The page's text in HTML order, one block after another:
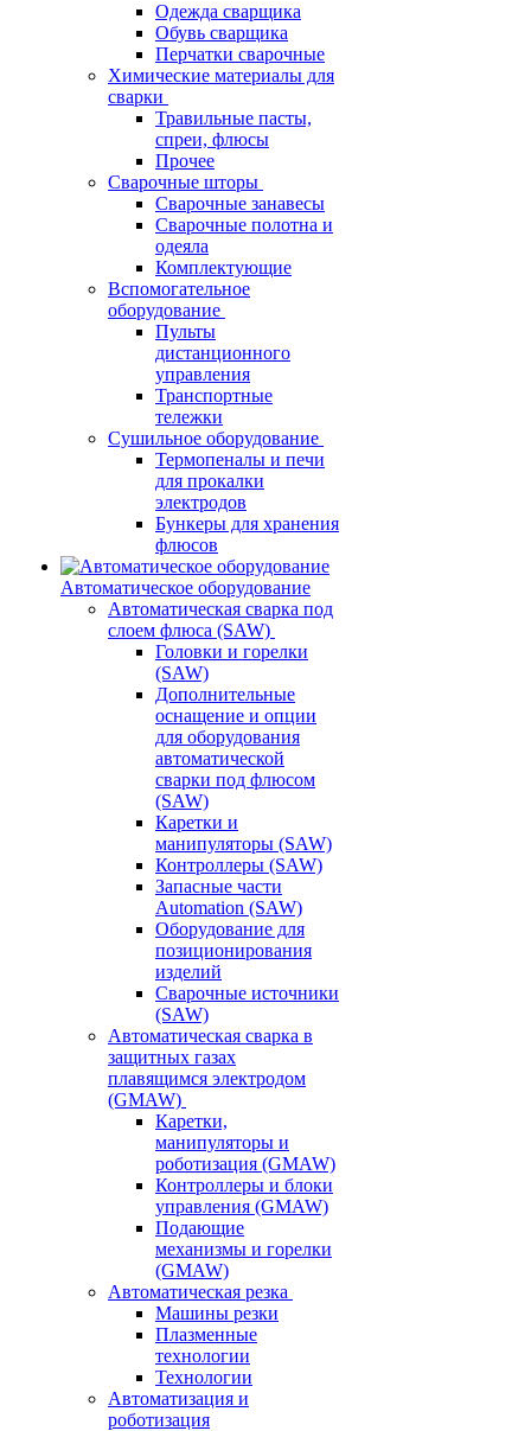
Одежда сварщика
Обувь сварщика
Перчатки сварочные
Химические материалы для
сварки
Травильные пасты,
спреи, флюсы
Прочее
Сварочные шторы
Сварочные занавесы
Сварочные полотна и
одеяла
Комплектующие
Вспомогательное
оборудование
Пульты
дистанционного
управления
Транспортные
тележки
Сушильное оборудование
Термопеналы и печи
для прокалки
электродов
Бункеры для хранения
флюсов
Автоматическое оборудование
Автоматическая сварка под
слоем флюса (SAW)
Головки и горелки
(SAW)
Дополнительные
оснащение и опции
для оборудования
автоматической
сварки под флюсом
(SAW)
Каретки и
манипуляторы (SAW)
Контроллеры (SAW)
Запасные части
Automation (SAW)
Оборудование для
позиционирования
изделий
Сварочные источники
(SAW)
Автоматическая сварка в
защитных газах
плавящимся электродом
(GMAW)
Каретки,
манипуляторы и
роботизация (GMAW)
Контроллеры и блоки
управления (GMAW)
Подающие
механизмы и горелки
(GMAW)
Автоматическая резка
Машины резки
Плазменные
технологии
Технологии
Автоматизация и
роботизация